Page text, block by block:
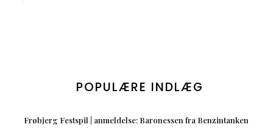
POPULÆRE INDLÆG
Frøbjerg Festspil | anmeldelse: Baronessen fra Benzintanken